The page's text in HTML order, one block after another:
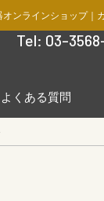
オンラインショップ｜
Tel: 03-
よくある質問